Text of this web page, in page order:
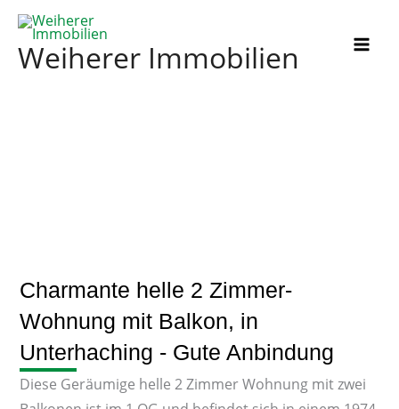
Zum
Inhalt
springen
Weiherer Immobilien
Charmante helle 2 Zimmer-
Wohnung mit Balkon, in
Unterhaching - Gute Anbindung
Diese Geräumige helle 2 Zimmer Wohnung mit zwei